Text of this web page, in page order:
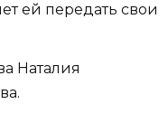
ей передать свои
Наталия